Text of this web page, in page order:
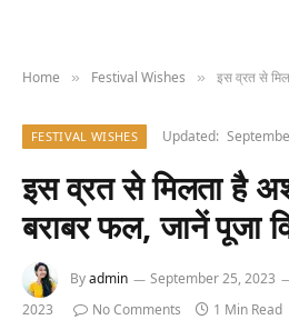
Home » Festival Wishes » इस व्रत से
FESTIVAL WISHES Updated:
इस व्रत से मिलता है
बराबर फल, जानें पूजा
Byadmin September 25, 2023
2023
No Comments 1 Min Read